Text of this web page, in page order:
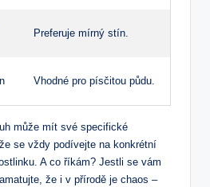
Preferuje mírný stín.
Vhodné pro písčitou půdu.
může mít své specifické
se vždy podívejte ‌na konkrétní
A⁢ co říkám? Jestli se⁢ vám
že i v přírodě je chaos ⁢–